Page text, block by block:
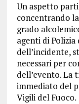
Un aspetto
concentrando
grado
agenti di
dell’incidente,
necessari per
dell’evento. La
immediato del
Vigili del Fuoco.